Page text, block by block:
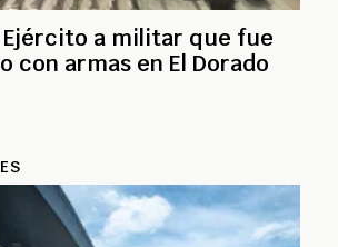
Ejército a militar que fue
con armas en El Dorado